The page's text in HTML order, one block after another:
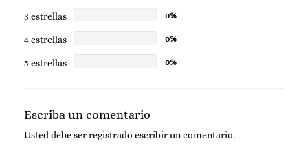
3 estrellas 0%
4 estrellas 0%
5 estrellas 0%
Escriba un comentario
Usted debe serregistrado escribir un comentario.